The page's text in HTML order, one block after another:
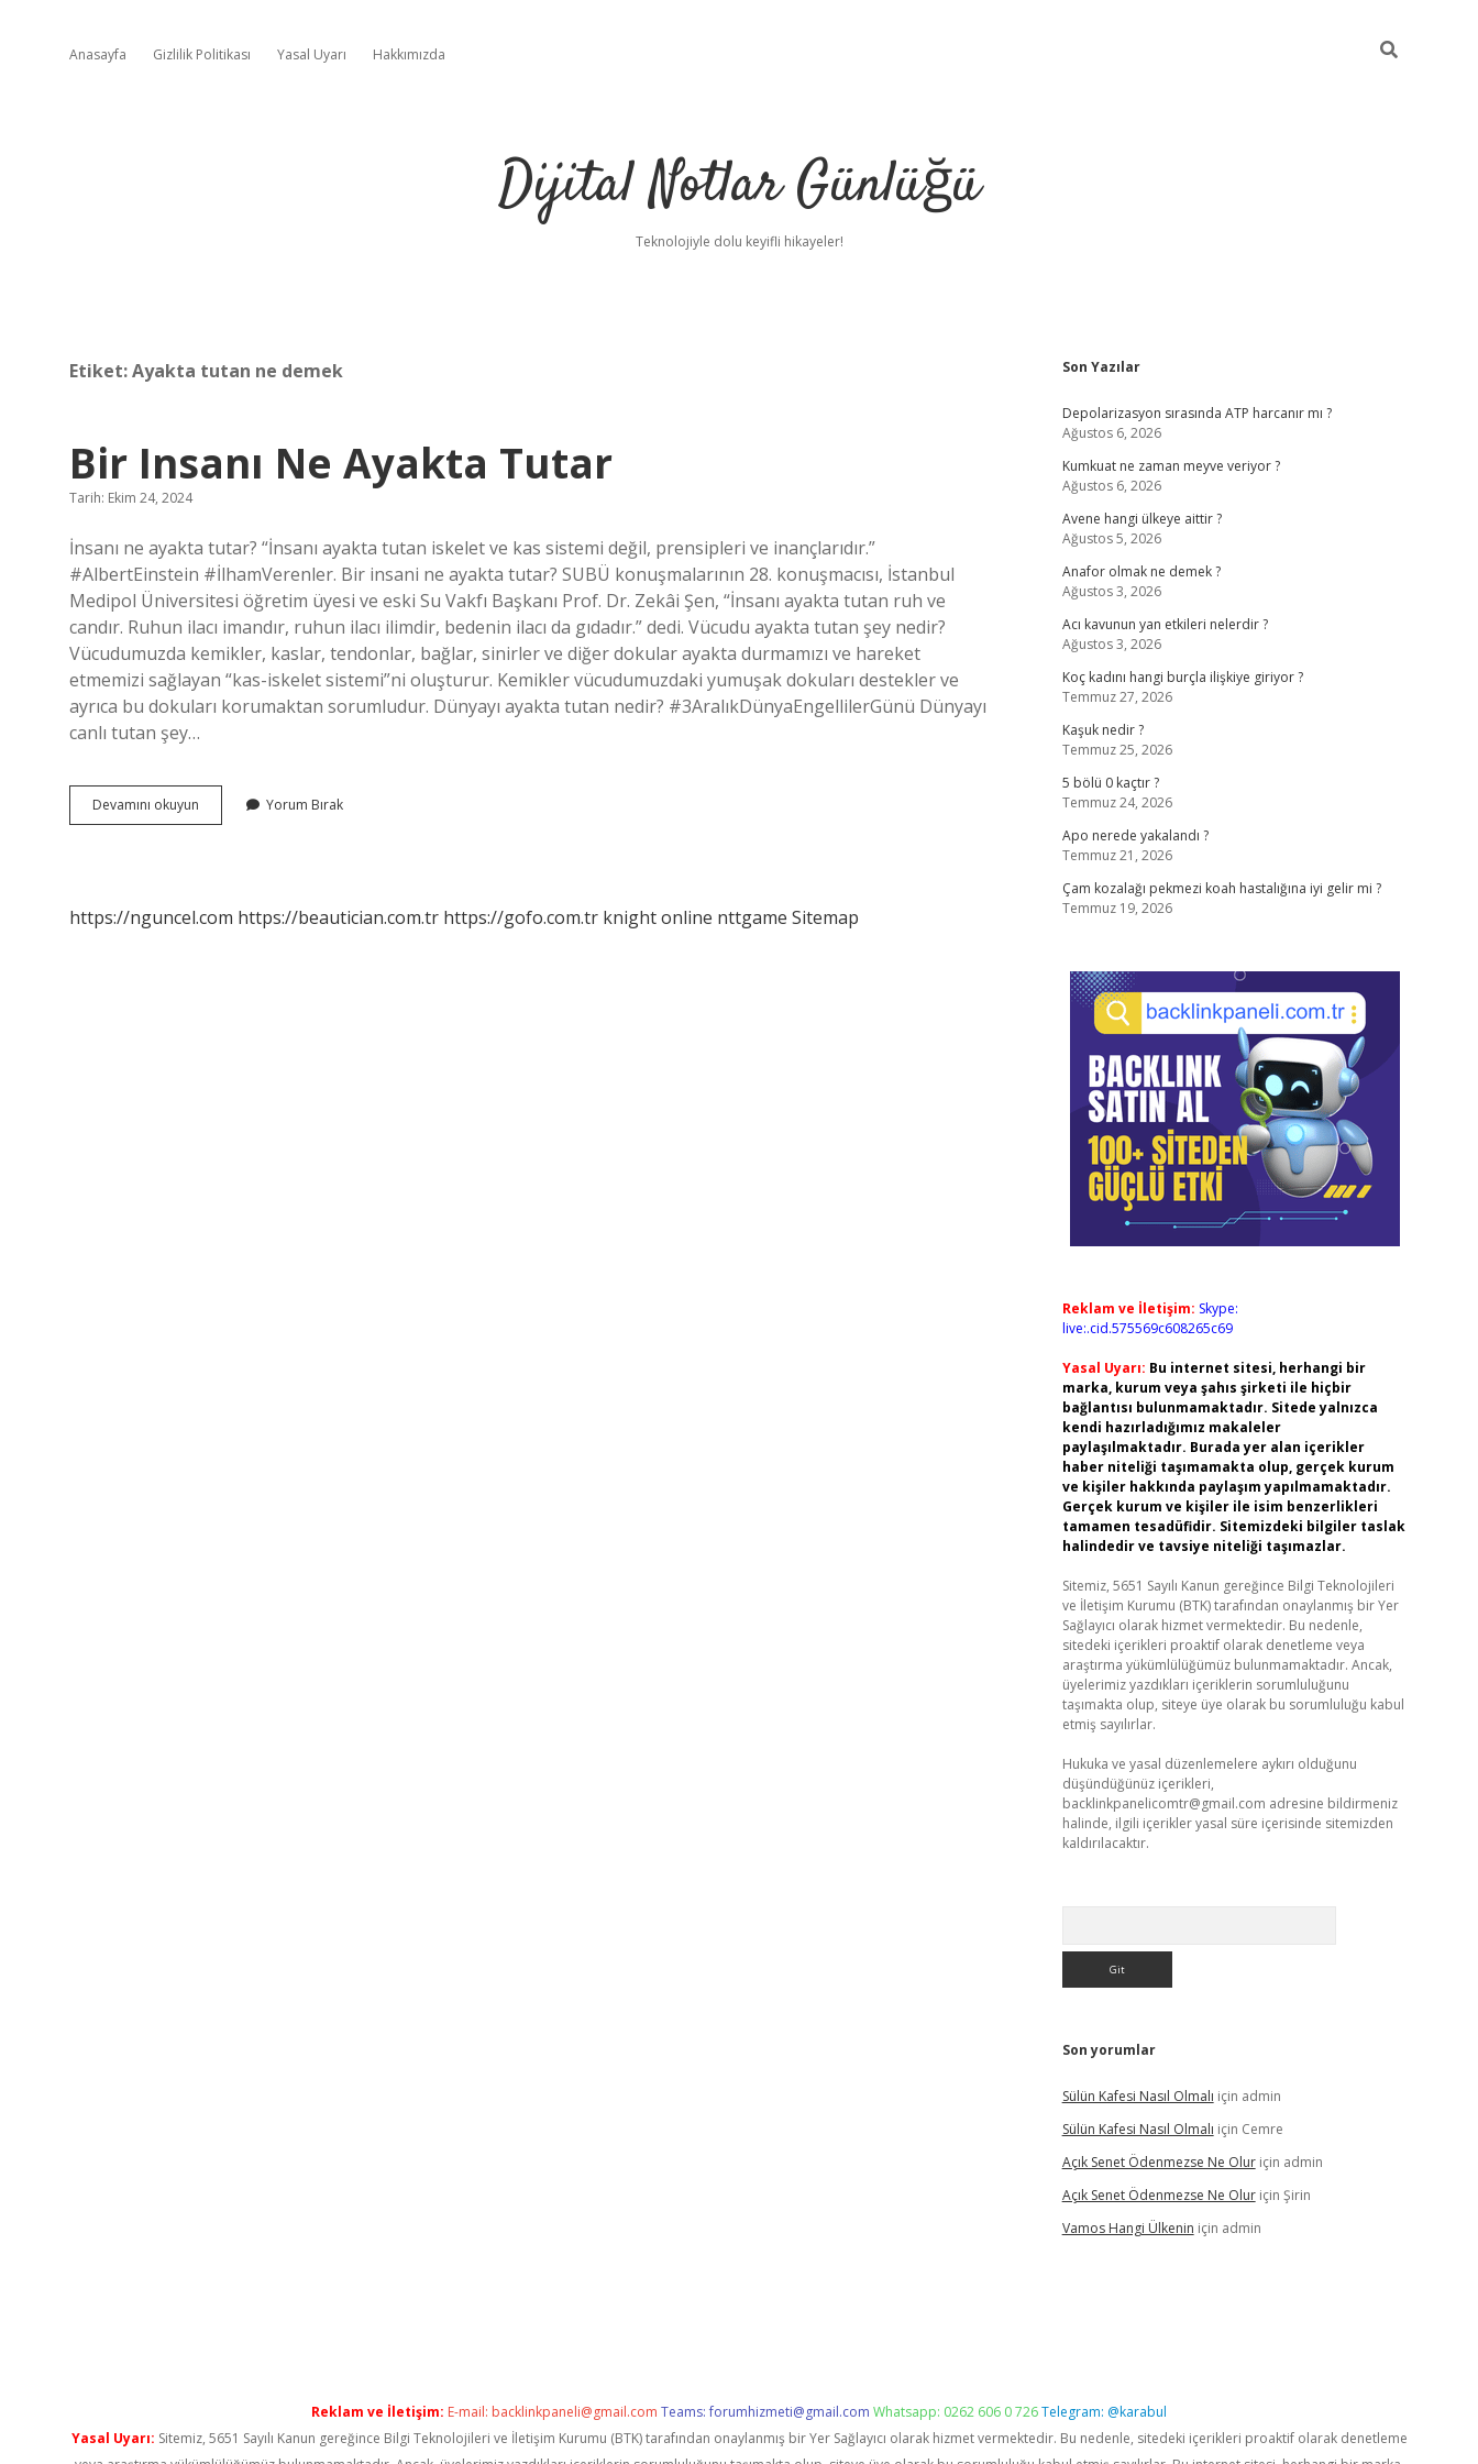
Anasayfa Gizlilik Politikası Yasal Uyarı Hakkımızda
Dijital Notlar Günlüğü
Teknolojiyle dolu keyifli hikayeler!
Etiket:Ayakta tutan ne demek
Bir Insanı Ne Ayakta Tutar
Tarih: Ekim 24, 2024
İnsanı ne ayakta tutar? “İnsanı ayakta tutan iskelet ve kas sistemi değil, prensipleri ve inançlarıdır.”
#AlbertEinstein #İlhamVerenler. Bir insani ne ayakta tutar? SUBÜ konuşmalarının 28. konuşmacısı, İstanbul
Medipol Üniversitesi öğretim üyesi ve eski Su Vakfı Başkanı Prof. Dr. Zekâi Şen, “İnsanı ayakta tutan ruh ve
candır. Ruhun ilacı imandır, ruhun ilacı ilimdir, bedenin ilacı da gıdadır.” dedi. Vücudu ayakta tutan şey nedir?
Vücudumuzda kemikler, kaslar, tendonlar, bağlar, sinirler ve diğer dokular ayakta durmamızı ve hareket
etmemizi sağlayan “kas-iskelet sistemi”ni oluşturur. Kemikler vücudumuzdaki yumuşak dokuları destekler ve
ayrıca bu dokuları korumaktan sorumludur. Dünyayı ayakta tutan nedir? #3AralıkDünyaEngellilerGünü Dünyayı
canlı tutan şey…
Devamını okuyun
Insanı
Yorum Bırak
https://nguncel.com https://beautician.com.tr https://gofo.com.tr knight online nttgame Sitemap
Sidebar
Son Yazılar
Depolarizasyon sırasında ATP harcanır mı ?
Ağustos 6, 2026
Kumkuat ne zaman meyve veriyor ?
Ağustos 6, 2026
Avene hangi ülkeye aittir ?
Ağustos 5, 2026
Anafor olmak ne demek ?
Ağustos 3, 2026
Acı kavunun yan etkileri nelerdir ?
Ağustos 3, 2026
Koç kadını hangi burçla ilişkiye giriyor ?
Temmuz 27, 2026
Kaşuk nedir ?
Temmuz 25, 2026
5 bölü 0 kaçtır ?
Temmuz 24, 2026
Apo nerede yakalandı ?
Temmuz 21, 2026
Çam kozalağı pekmezi koah hastalığına iyi gelir mi ?
Temmuz 19, 2026
Reklam ve İletişim: Skype:
live:.cid.575569c608265c69
Yasal Uyarı: Bu internet sitesi, herhangi bir
marka, kurum veya şahıs şirketi ile hiçbir
bağlantısı bulunmamaktadır. Sitede yalnızca
kendi hazırladığımız makaleler
paylaşılmaktadır. Burada yer alan içerikler
haber niteliği taşımamakta olup, gerçek kurum
ve kişiler hakkında paylaşım yapılmamaktadır.
Gerçek kurum ve kişiler ile isim benzerlikleri
tamamen tesadüfidir. Sitemizdeki bilgiler taslak
halindedir ve tavsiye niteliği taşımazlar.
Sitemiz, 5651 Sayılı Kanun gereğince Bilgi Teknolojileri
ve İletişim Kurumu (BTK) tarafından onaylanmış bir Yer
Sağlayıcı olarak hizmet vermektedir. Bu nedenle,
sitedeki içerikleri proaktif olarak denetleme veya
araştırma yükümlülüğümüz bulunmamaktadır. Ancak,
üyelerimiz yazdıkları içeriklerin sorumluluğunu
taşımakta olup, siteye üye olarak bu sorumluluğu kabul
etmiş sayılırlar.
Hukuka ve yasal düzenlemelere aykırı olduğunu
düşündüğünüz içerikleri,
backlinkpanelicomtr@gmail.com adresine bildirmeniz
halinde, ilgili içerikler yasal süre içerisinde sitemizden
kaldırılacaktır.
Son yorumlar
Sülün Kafesi Nasıl Olmalı için admin
Sülün Kafesi Nasıl Olmalı için Cemre
Açık Senet Ödenmezse Ne Oluriçin admin
Açık Senet Ödenmezse Ne Oluriçin Şirin
Vamos Hangi Ülkenin için admin
Reklam ve İletişim: E-mail: backlinkpaneli@gmail.com Teams:forumhizmeti@gmail.com Whatsapp: 0262 606 0 726Telegram: @karabul
Yasal Uyarı: Sitemiz, 5651 Sayılı Kanun gereğince Bilgi Teknolojileri ve İletişim Kurumu (BTK) tarafından onaylanmış bir Yer Sağlayıcı olarak hizmet vermektedir. Bu nedenle, sitedeki içerikleri proaktif olarak denetleme